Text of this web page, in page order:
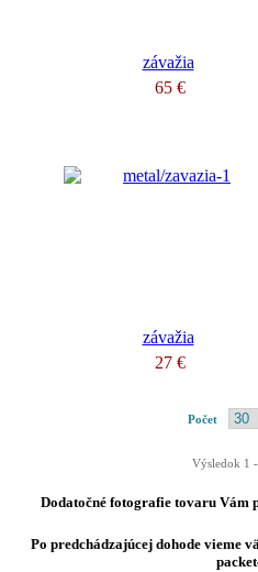
závažia
65 €
závažia
27 €
Počet
Výsledok 1
Dodatočné fotografie tovaru Vám
Po predchádzajúcej dohode vieme